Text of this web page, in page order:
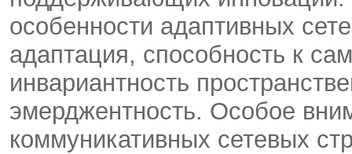
особенности адаптивных
адаптация, способность к
инвариантность
эмерджентность. Особое
коммуникативных сетевых